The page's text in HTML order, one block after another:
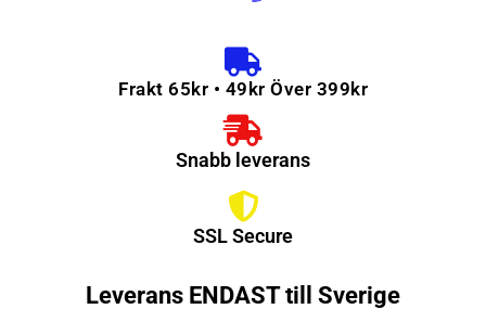
Frakt 65kr • 49kr Över 399kr
Snabb leverans
SSL Secure
Leverans ENDAST till Sverige